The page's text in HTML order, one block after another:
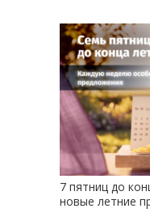
7 пятниц до
новые летние